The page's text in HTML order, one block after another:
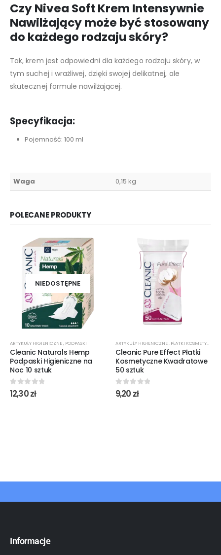
Czy Nivea Soft Krem Intensywnie
Nawilżający może być stosowany
do każdego rodzaju skóry?
Tak, krem jest odpowiedni dla każdego rodzaju skóry, w
tym suchej i wrażliwej, dzięki swojej delikatnej, ale
skutecznej formule nawilżającej.
Specyfikacja:
Pojemność: 100 ml
Waga 0,15 kg
POLECANE PRODUKTY
NIEDOSTĘPNE
ARTYKUŁY HIGIENICZNE, PODPASKI
Cleanic Naturals Hemp
Podpaski Higieniczne na
Noc 10 sztuk
0out of 5
12,30zł
ARTYKUŁY HIGIENICZNE, PŁATKI KOSMETYCZNE
Cleanic Pure Effect Płatki
Kosmetyczne Kwadratowe
50 sztuk
0out of 5
9,20 zł
Informacje